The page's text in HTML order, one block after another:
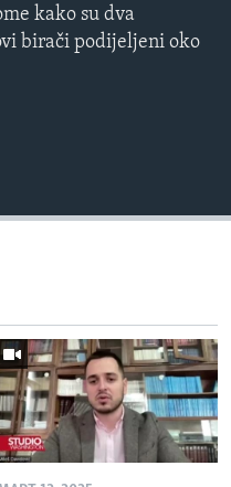
kako su dva
birači podijeljeni oko